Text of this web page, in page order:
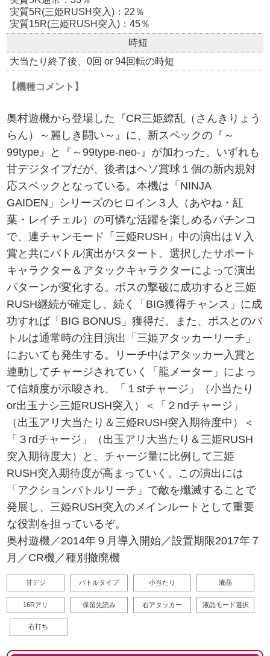
実質5R(三姫RUSH突入)：22％
実質15R(三姫RUSH突入)：45％
時短
大当たり終了後、0回 or 94回転の時短
【機種コメント】
奥村遊機から登場した『CR三姫繚乱（さんきりょう
らん）～麗しき闘い～』に、新スペックの『～
99type』と『～99type-neo-』が加わった。いずれも
甘デジタイプだが、後者はヘソ賞球１個の新内規対
応スペックとなっている。本機は「NINJA
GAIDEN」シリーズのヒロイン３人（あやね・紅
葉・レイチェル）の可憐な活躍を楽しめるパチンコ
で、連チャンモード「三姫RUSH」中の演出はＶ入
賞と共にバトル演出がスタート。選択したサポート
キャラクター＆アタックキャラクターによって演出
パターンが変化する。ボスの撃破に成功すると三姫
RUSH継続が確定し、続く「BIG獲得チャンス」に成
功すれば「BIG BONUS」獲得だ。また、ボスとのバ
トルは通常時の注目演出「三姫アタッカーリーチ」
においても発生する。リーチ中はアタッカー入賞と
連動してチャージされていく「龍メーター」によっ
て信頼度が示唆され、「１stチャージ」（小当たり
or出玉ナシ三姫RUSH突入）＜「２ndチャージ」
（出玉アリ大当たり＆三姫RUSH突入期待度中）＜
「３rdチャージ」（出玉アリ大当たり＆三姫RUSH
突入期待度大）と、チャージ量に比例して三姫
RUSH突入期待度が高まっていく。この演出には
「アクションバトルリーチ」で敵を殲滅することで
発展し、三姫RUSH突入のメインルートとして重要
な役割を担っているぞ。
奥村遊機／2014年９月導入開始／設置期限2017年７
月／CR機／種別撤廃機
甘デジ バトルタイプ 小当たり 液晶
16Rアリ 保留先読み 右アタッカー 液晶モード選択
右打ち